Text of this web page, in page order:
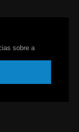
sobre a